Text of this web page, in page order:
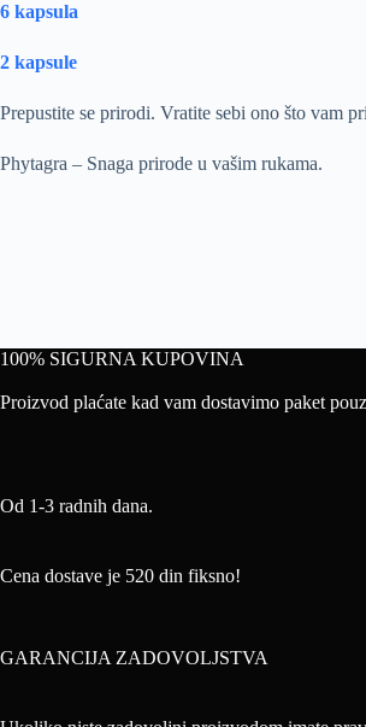
6 kapsula
2 kapsule
Prepustite se prirodi. Vratite sebi ono što vam
Phytagra – Snaga prirode u vašim rukama.
100% SIGURNA KUPOVINA
Proizvod plaćate kad vam dostavimo paket
Od 1-3 radnih dana.
Cena dostave je 520 din fiksno!
GARANCIJA ZADOVOLJSTVA